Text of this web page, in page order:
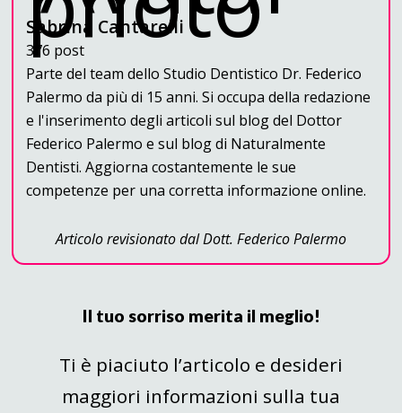
Sabrina Cantarelli
376 post
Parte del team dello Studio Dentistico Dr. Federico
Palermo da più di 15 anni. Si occupa della redazione
e l'inserimento degli articoli sul blog del Dottor
Federico Palermo e sul blog di Naturalmente
Dentisti. Aggiorna costantemente le sue
competenze per una corretta informazione online.
Articolo revisionato dal Dott. Federico Palermo
Il tuo sorriso merita il meglio!
Ti è piaciuto l’articolo e desideri
maggiori informazioni sulla tua